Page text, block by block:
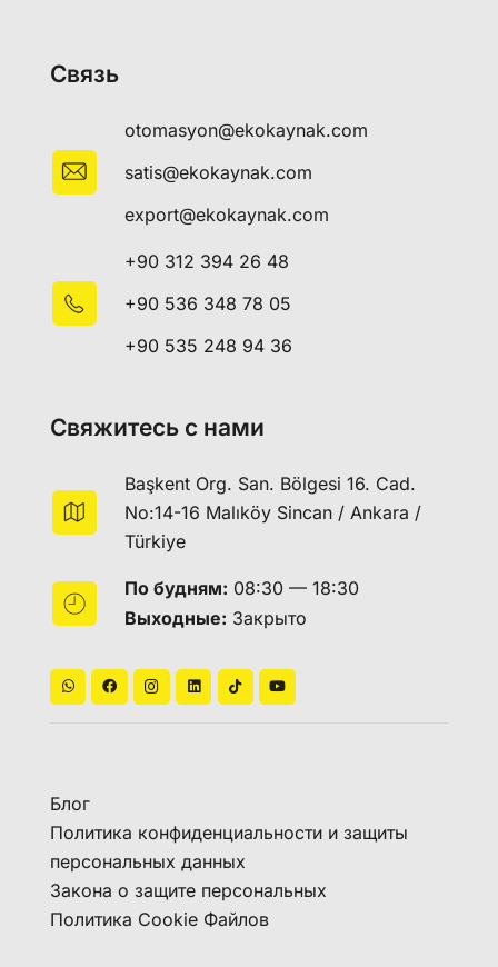
Связь
otomasyon@ekokaynak.com
satis@ekokaynak.com
export@ekokaynak.com
+90 312 394 26 48
+90 536 348 78 05
+90 535 248 94 36
Свяжитесь с нами
Başkent Org. San. Bölgesi 16. Cad.
No:14-16 Malıköy Sincan / Ankara /
Türkiye
По будням: 08:30 — 18:30
Выходные: Закрыто
Блог
Политика конфиденциальности и защиты
персональных данных
Закона о защите персональных
Политика Cookie Файлов